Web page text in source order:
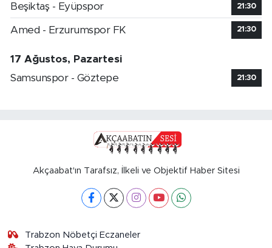
Beşiktaş - Eyüpspor 21:30
Amed - Erzurumspor FK 21:30
17 Ağustos, Pazartesi
Samsunspor - Göztepe
21:30
Akçaabat'ın Tarafsız, İlkeli ve Objektif Haber Sitesi
Trabzon Nöbetçi Eczaneler